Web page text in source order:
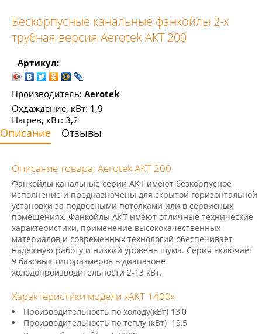
Бескорпусные канальные фанкойлы 2-х
трубная версия Aerotek АКТ 200
Артикул:
Производитель: Aerotek
Охдаждение, кВт: 1,9
Нагрев, кВт: 3,2
Описание Отзывы
Описание товара: Aerotek АКТ 200
Фанкойлы канальные серии AKT имеют безкорпусное
исполнение и предназначены для скрытой горизонтальной
установки за подвесными потолками или в сервисных
помещениях. Фанкойлы АКТ имеют отличные технические
характеристики, применение высококачественных
материалов и современных технологий обеспечивает
надежную работу и низкий уровень шума. Серия включает
9 базовых типоразмеров в диапазоне
холодопроизводительности 2-13 кВт.
Характеристики модели «AKT 1400»
Производительность по холоду(кВт) 13,0
Производительность по теплу (кВт) 19,5